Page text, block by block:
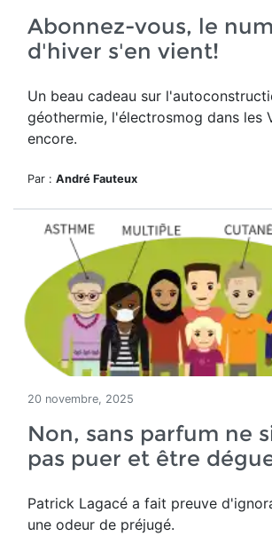
Abonnez-vous, le
d'hiver s'en vient!
Un beau cadeau sur
géothermie, l'électrosmog dans les
encore.
Par : André Fauteux
20 novembre, 2025
Non, sans parfum ne
pas puer et être
Patrick Lagacé a fait preuve
une odeur de préjugé.